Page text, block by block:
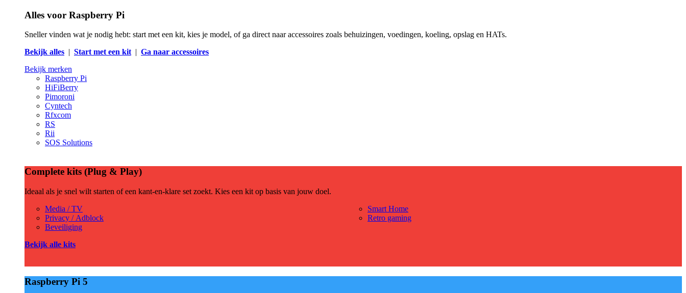
Alles voor Raspberry Pi
Sneller vinden wat je nodig hebt: start met een kit, kies je model, of ga direct naar accessoires zoals behuizingen, voedingen, koeling, opslag en HATs.
Bekijk alles | Start met een kit| Ga naar accessoires
Bekijk merken
Raspberry Pi
HiFiBerry
Pimoroni
Cyntech
Rfxcom
RS
Rii
SOS Solutions
Complete kits (Plug & Play)
Ideaal als je snel wilt starten of een kant-en-klare set zoekt. Kies een kit op basis van jouw doel.
Media / TV
Privacy / Adblock
Beveiliging
Smart Home
Retro gaming
Bekijk alle kits
Raspberry Pi 5